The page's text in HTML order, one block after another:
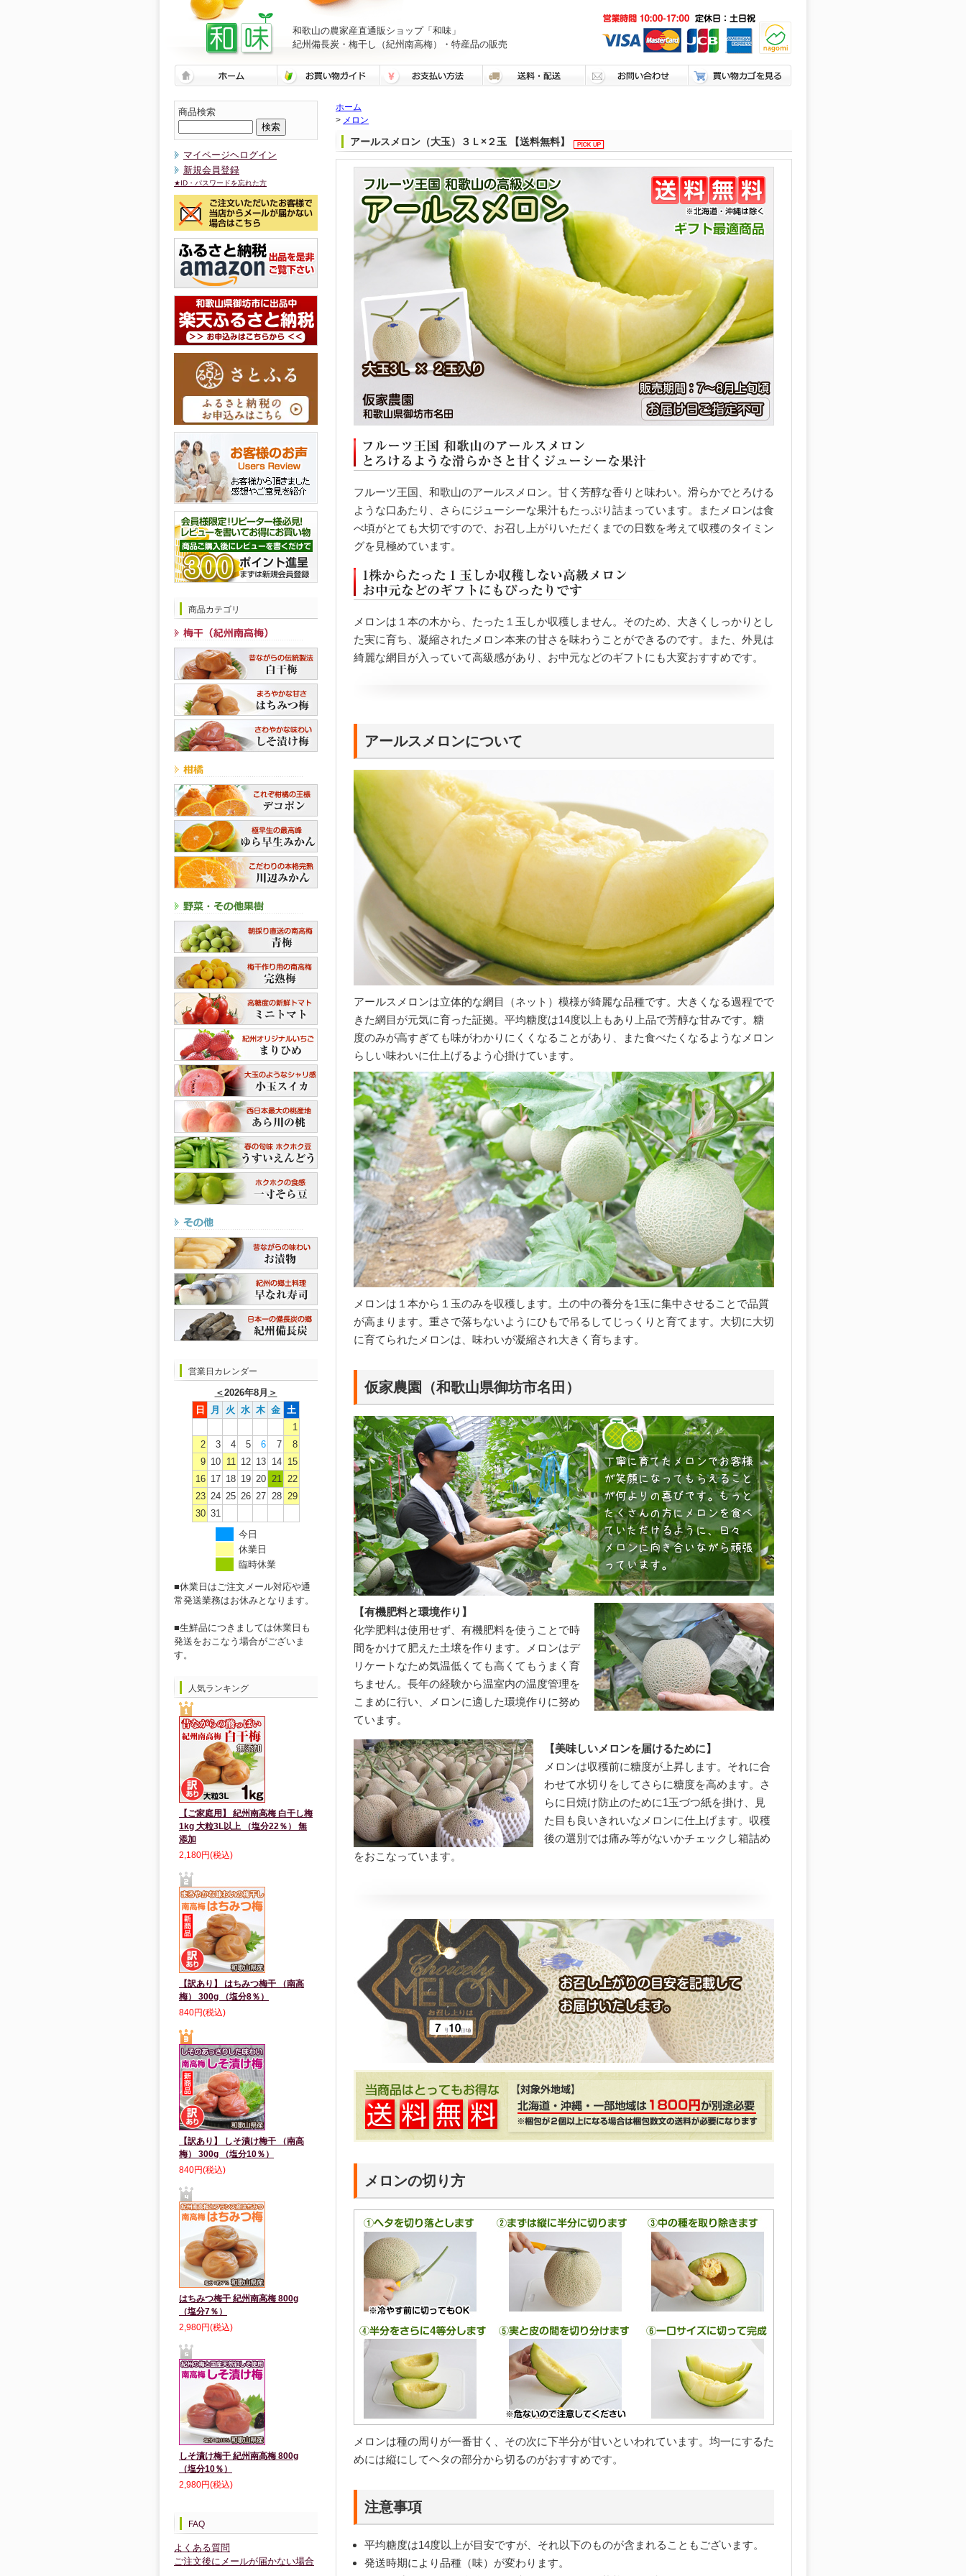
和歌山の農家産直通販ショップ「和味」
紀州備長炭・梅干し（紀州南高梅）・特産品の販売
商品検索
マイページヘログイン
新規会員登録
★ID・パスワードを忘れた方
商品カテゴリ
営業日カレンダー
＜2026年8月 ＞
日
月 火 水 木 金 土
1
2
3 4 5 6 7
8
9 10 11 12 13 14 15
16 17 18 19 20 21 22
23 24 25 26 27 28 29
30 31
今日
休業日
臨時休業
■休業日はご注文メール対応や通
常発送業務はお休みとなります。
■生鮮品につきましては休業日も
発送をおこなう場合がございま
す。
人気ランキング
【ご家庭用】 紀州南高梅 白干し梅
1kg 大粒3L以上 （塩分22％） 無
添加
2,180円(税込)
【訳あり】 はちみつ梅干 （南高
梅） 300g （塩分8％）
840円(税込)
【訳あり】 しそ漬け梅干 （南高
梅） 300g （塩分10％）
840円(税込)
はちみつ梅干 紀州南高梅 800g
（塩分7％）
2,980円(税込)
しそ漬け梅干 紀州南高梅 800g
（塩分10％）
2,980円(税込)
FAQ
よくある質問
ご注文後にメールが届かない場合
ホーム
> メロン
アールスメロン（大玉）３Ｌ×２玉 【送料無料】
フルーツ王国、和歌山のアールスメロン。甘く芳醇な香りと味わい。滑らかでとろける
ような口あたり、さらにジューシーな果汁もたっぷり詰まっています。またメロンは食
べ頃がとても大切ですので、お召し上がりいただくまでの日数を考えて収穫のタイミン
グを見極めています。
メロンは１本の木から、たった１玉しか収穫しません。そのため、大きくしっかりとし
た実に育ち、凝縮されたメロン本来の甘さを味わうことができるのです。また、外見は
綺麗な網目が入っていて高級感があり、お中元などのギフトにも大変おすすめです。
アールスメロンについて
アールスメロンは立体的な網目（ネット）模様が綺麗な品種です。大きくなる過程でで
きた網目が元気に育った証拠。平均糖度は14度以上もあり上品で芳醇な甘みです。糖
度のみが高すぎても味がわかりにくくなることがあり、また食べたくなるようなメロン
らしい味わいに仕上げるよう心掛けています。
メロンは１本から１玉のみを収穫します。土の中の養分を1玉に集中させることで品質
が高まります。重さで落ちないようにひもで吊るしてじっくりと育てます。大切に大切
に育てられたメロンは、味わいが凝縮され大きく育ちます。
仮家農園（和歌山県御坊市名田）
【有機肥料と環境作り】
化学肥料は使用せず、有機肥料を使うことで時
間をかけて肥えた土壌を作ります。メロンはデ
リケートなため気温低くても高くてもうまく育
ちません。長年の経験から温室内の温度管理を
こまめに行い、メロンに適した環境作りに努め
ています。
【美味しいメロンを届けるために】
メロンは収穫前に糖度が上昇します。それに合
わせて水切りをしてさらに糖度を高めます。さ
らに日焼け防止のために1玉づつ紙を掛け、見
た目も良いきれいなメロンに仕上げます。収穫
後の選別では痛み等がないかチェックし箱詰め
をおこなっています。
メロンの切り方
メロンは種の周りが一番甘く、その次に下半分が甘いといわれています。均一にするた
めには縦にしてヘタの部分から切るのがおすすめです。
注意事項
平均糖度は14度以上が目安ですが、それ以下のものが含まれることもございます。
発送時期により品種（味）が変わります。